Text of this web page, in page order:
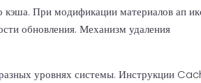
кэша. При модификации материалов ап
обновления. Механизм удаления
уровнях системы. Инструкции